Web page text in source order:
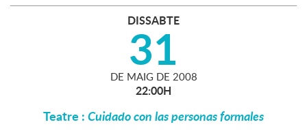
DISSABTE
31
DE MAIG DE 2008
22:00H
Teatre :Cuidado con las personas formales